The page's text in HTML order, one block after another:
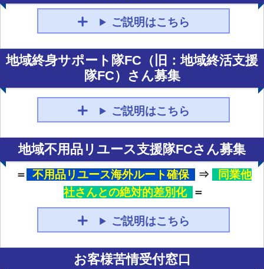
ご説明はこちら
地域終身サポート隊FC（旧：地域終活支援
隊FC）さん募集
ご説明はこちら
地域不用品リユース支援隊FCさん募集
＝ 不用品リユース海外ルート確保 ⇒
同業他
社さんとの絶対的差別化
＝
ご説明はこちら
お客様苦情受付窓口